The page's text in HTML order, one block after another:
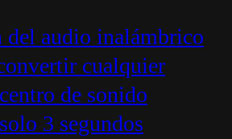
audio inalámbrico
cualquier
de sonido
3 segundos